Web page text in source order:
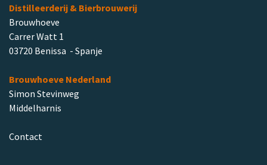
Distilleerderij & Bierbrouwerij
Brouwhoeve
Carrer Watt 1
03720 Benissa - Spanje
Brouwhoeve Nederland
Simon Stevinweg
Middelharnis
Contact